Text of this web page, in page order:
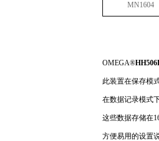
MN1604
OMEGA®
此装置在保存模
在数据记录模式
这些数据存储在
方便易用的设置